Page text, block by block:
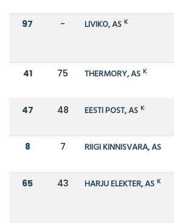
97 - LIVIKO, AS K
41 75 THERMORY, AS K
47 48 EESTI POST, AS K
8 7 RIIGI KINNISVARA, AS
65 43 HARJU ELEKTER, AS K